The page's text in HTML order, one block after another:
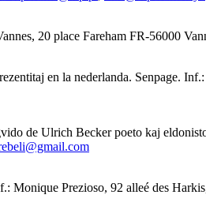
20 place Fareham FR-56000
en la nederlanda. Senpage.
de Ulrich Becker poeto kaj
Prezioso, 92 alleé des